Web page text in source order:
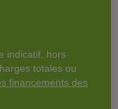
indicatif, hors
totales ou
financements des